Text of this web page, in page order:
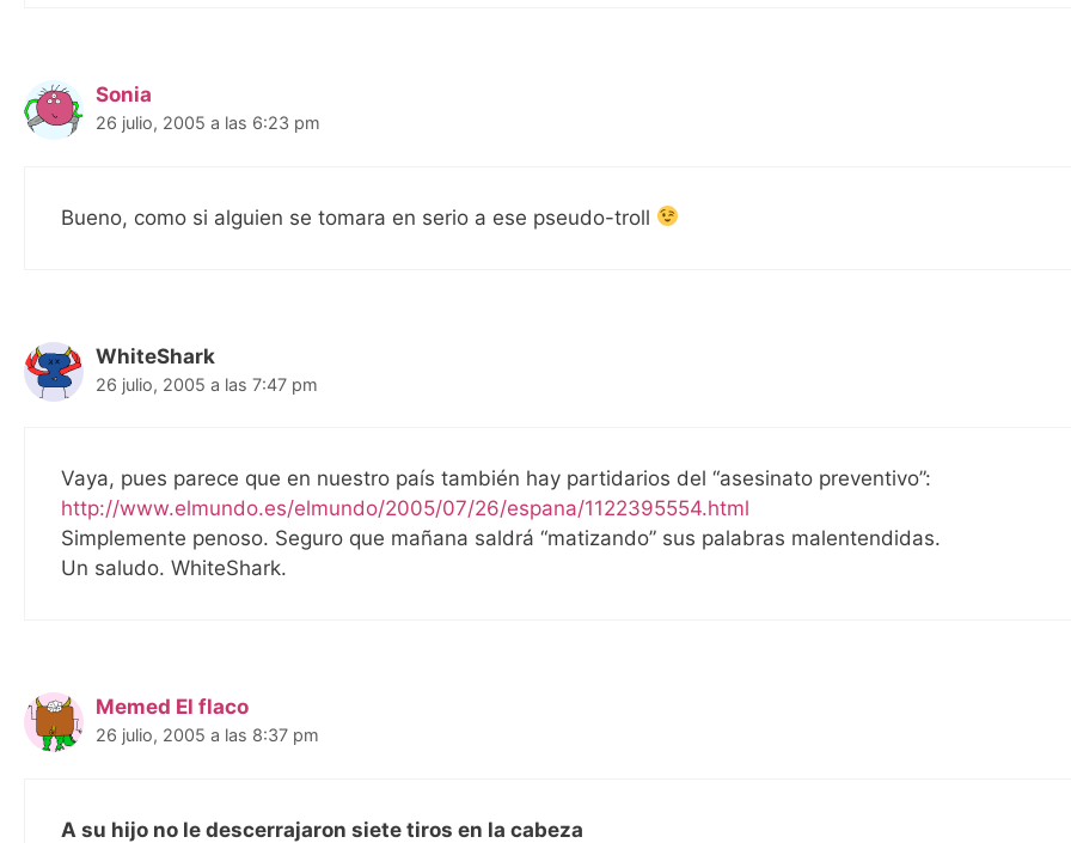
Sonia
26 julio, 2005 a las 6:23 pm
Bueno, como si alguien se tomara en serio a ese pseudo-troll
WhiteShark
26 julio, 2005 a las 7:47 pm
Vaya, pues parece que en nuestro país también hay partidarios del “asesinato preventivo”:
http://www.elmundo.es/elmundo/2005/07/26/espana/1122395554.html
Simplemente penoso. Seguro que mañana saldrá “matizando” sus palabras malentendidas.
Un saludo. WhiteShark.
Memed El flaco
26 julio, 2005 a las 8:37 pm
A su hijo no le descerrajaron siete tiros en la cabeza